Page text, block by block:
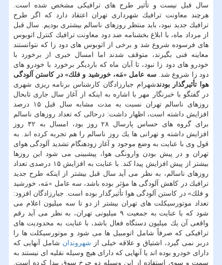
سال قبل نیست و تأثیر طرح های ترافیكی مشخص شده است.
هرچند معاونت ترافیك شهرداری تهران اعتقاد دارد كه اگر طرح
ترافیك جدید نبود، باید منتظر روزهای ناسالم بیشتری بودیم. سال قبل
از مرداد ماه، با ابلاغ بخشنامه ضد دود معاونت ترافیك كنترل اتوبوس
های فرسوده شروع شد و برخی از اتوبوس های دود زا كه نتوانستند
معاینه فنی بگیرند، متوقف شدند اما امسال خبری از برخورد با
خودرو های دود زا نبود، تا آبان ماه كه باردیگر برخورد با خودرو های
دود زا شروع شد.
سه عامل «مَه، خورشید و فلك» در كاستن آلودگی
هوا تأثیرگذار بودندشهرام جبارزادگان كارشناس برنامه ریزی شهری
در گفتگو با خبرنگار مهر با اشاره به اینكه از آغاز سال جاری تابحال
روزهای ناسالم تهران نسبت به مدت مشابه سال قبل ۱۵ درصد
افزایش داشته است، اظهار داشت: درحالی كه تعداد روزهای ناسالم
برای گروه های حساس پارسال ۲۸ روز بود، امسال به ۳۲ روز
افزایش داشته و تهرانی ها یك روز ناسالم را هم تجربه كرده اند. به
قول وی با عنایت به وضع موجود و آغاز زودهنگام تشدید آلودگی هوای
تهران و در پیش بودن وارونگی هوا، پیشبینی می شود این روزها
بیشتر از پیش افزایش پیدا كند. با عنایت به افزایش ۱۵ درصدی تعداد
روزهای ناسالم، به نظر می آید سال قبل بیشتر از اینكه طرح جدید
ترافیك در كاهش آلودگی ها مؤثر بوده باشد، سه عامل «مَه، خورشید
و فلك» در كاستن آلودگی هوا تأثیرگذار بوده است. جبارزادگان افزود:
تعداد موتورسیكلت های تهران بیشتر از دو تا سه میلیون اعلام می
شود كه با عنایت به جمعیت ۹ میلیونی تهران، به نظر می آید رقم
واقعی آن یك میلیون دستگاه فعال باشد، با عنایت به محدودیت های
ترافیكی كه صرفاً شامل اتومبیل ها می شود و موتورسیكلت ها را
دربر نمی گیرد، اشتیاق و علاقه خیلی از شهروندان شامل آنهایی كه
دارای خودرو بوده اند یا آنهایی كه دارای هیچ وسیله نقلیه ای نیستند به
سمت و سوی استفاده از این وسیله دو چرخ سوق پیدا كرده است.